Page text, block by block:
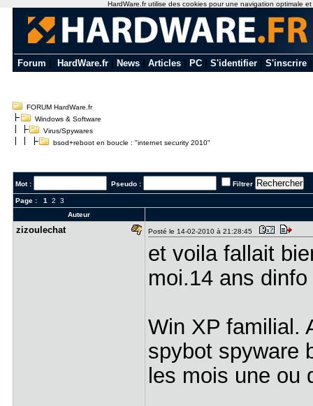
Forum HardWare.fr News Articles PC S'identifier S'inscrire
FORUM HardWare.fr
Windows & Software
Virus/Spywares
bsod+reboot en boucle : "internet security 2010"
Mot : Pseudo : Filtrer
Page : 1 2
3
Auteur
zizoulecha​t Posté le 14-02-2010 à 21:28:45
et voila fallait
moi.14 ans
Win XP familial.
spybot spyware
les mois une ou
HardWare.fr utilise des cookies pour une navigation optimale